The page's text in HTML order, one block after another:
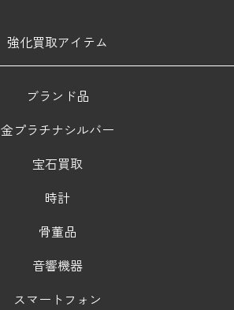
強化買取アイテム
ブランド品
金プラチナシルバー
宝石買取
時計
骨董品
音響機器
スマートフォン